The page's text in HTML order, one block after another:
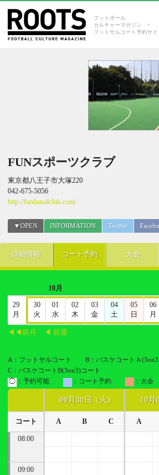
フットボール
カルチャーマガジン ×
フットサルコート予約サイ
FUNスポーツクラブ
東京都八王子市大塚220
042-675-5056
http://funfutsalclub.com/
▼OPEN INFORMATION Twitter
詳細情報 コート予約 大会
10月
29
月
30
火
01
水
02
木
03
金
04
土
05
日
06
月
◀◀前月 ◀ 前週
A：フットサルコート
B：バスケコートＡ
C：バスケコートB(3on3)コート
◯ ：予約可能 ：コート予約 ：大会
コート
09月30日（火）
A B C
10月
A
08:00
09:00